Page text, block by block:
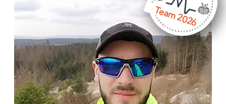
Team 2026